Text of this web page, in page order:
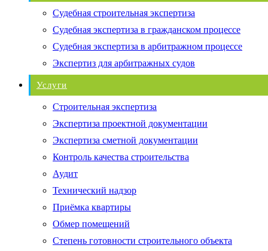
Судебная строительная экспертиза
Судебная экспертиза в гражданском процессе
Судебная экспертиза в арбитражном процессе
Экспертиз для арбитражных судов
Услуги
Строительная экспертиза
Экспертиза проектной документации
Экспертиза сметной документации
Контроль качества строительства
Аудит
Технический надзор
Приёмка квартиры
Обмер помещений
Степень готовности строительного объекта